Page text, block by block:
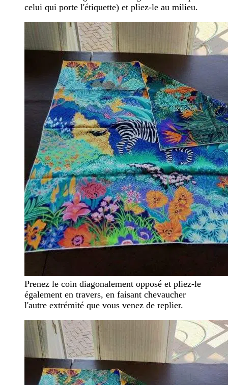
celui qui porte l'étiquette) et pliez-le au milieu.
Prenez le coin diagonalement opposé et pliez-le
également en travers, en faisant chevaucher
l'autre extrémité que vous venez de replier.